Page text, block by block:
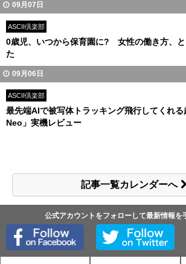
09月07日
ASCII倶楽部
0歳児、いつから保育園に? 女性の働き方、
た
09月06日
ASCII倶楽部
最先端AIで被写体トラッキング飛行してくれ
Neo」実機レビュー
記事一覧カレンダーへ
公式アカウントをフォローして最新情報を